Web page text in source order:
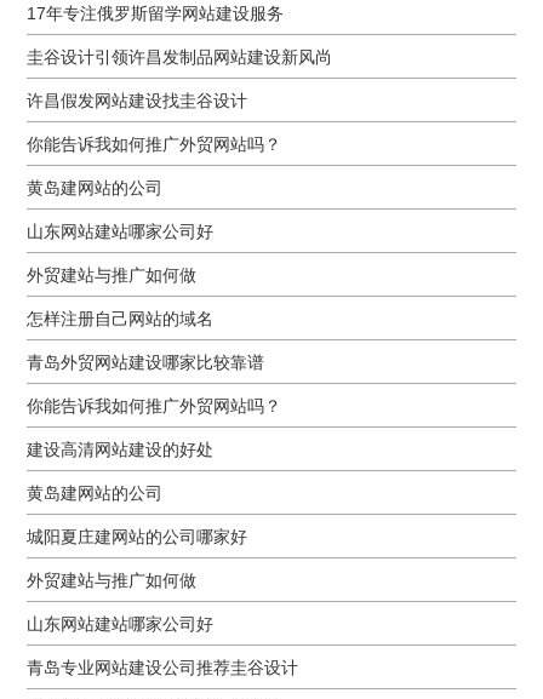
17年专注俄罗斯留学网站建设服务
圭谷设计引领许昌发制品网站建设新风尚
许昌假发网站建设找圭谷设计
你能告诉我如何推广外贸网站吗？
黄岛建网站的公司
山东网站建站哪家公司好
外贸建站与推广如何做
怎样注册自己网站的域名
青岛外贸网站建设哪家比较靠谱
你能告诉我如何推广外贸网站吗？
建设高清网站建设的好处
黄岛建网站的公司
城阳夏庄建网站的公司哪家好
外贸建站与推广如何做
山东网站建站哪家公司好
青岛专业网站建设公司推荐圭谷设计